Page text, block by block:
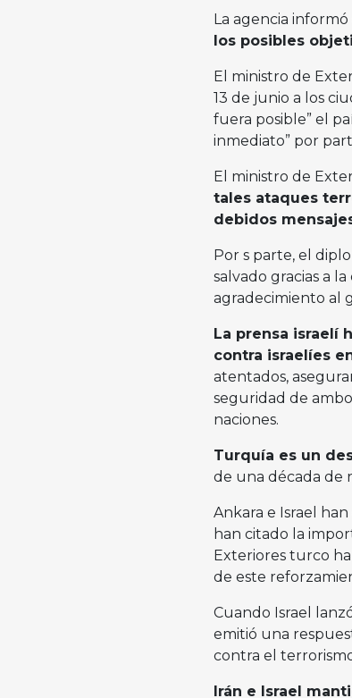
La agencia
los posibles
El ministro de
13 de junio a los
fuera posible” el
inmediato” por
El ministro de
tales ataques
debidos
Por s parte, el
salvado gracias a
agradecimiento al
La prensa israelí
contra israelíes
atentados,
seguridad de
naciones.
Turquía es un
de una década de
Ankara e Israel
han citado la
Exteriores turco
de este
Cuando Israel
emitió una
contra el
Irán e Israel